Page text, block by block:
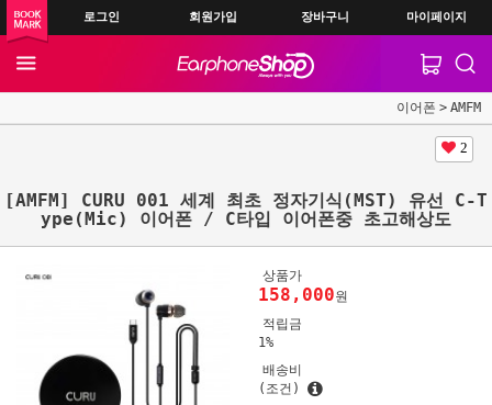
로그인 회원가입 장바구니 마이페이지
이어폰 AMFM
2
[AMFM] CURU 001 세계 최초 정자기식(MST) 유선 C-T
ype(Mic) 이어폰 / C타입 이어폰중 초고해상도
상품가
158,000원
적립금
1%
배송비
(조건)